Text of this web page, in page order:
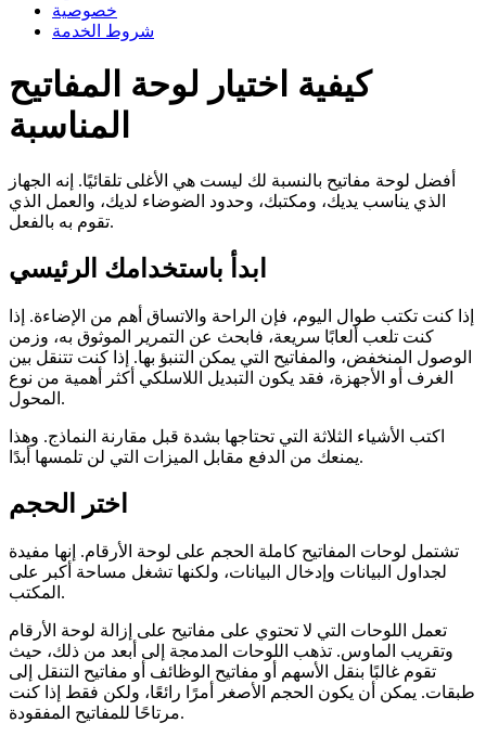
خصوصية
شروط الخدمة
كيفية اختيار لوحة المفاتيح
المناسبة
أفضل لوحة مفاتيح بالنسبة لك ليست هي الأغلى تلقائيًا. إنه الجهاز
الذي يناسب يديك، ومكتبك، وحدود الضوضاء لديك، والعمل الذي
تقوم به بالفعل.
ابدأ باستخدامك الرئيسي
إذا كنت تكتب طوال اليوم، فإن الراحة والاتساق أهم من الإضاءة. إذا
كنت تلعب ألعابًا سريعة، فابحث عن التمرير الموثوق به، وزمن
الوصول المنخفض، والمفاتيح التي يمكن التنبؤ بها. إذا كنت تتنقل بين
الغرف أو الأجهزة، فقد يكون التبديل اللاسلكي أكثر أهمية من نوع
المحول.
اكتب الأشياء الثلاثة التي تحتاجها بشدة قبل مقارنة النماذج. وهذا
يمنعك من الدفع مقابل الميزات التي لن تلمسها أبدًا.
اختر الحجم
تشتمل لوحات المفاتيح كاملة الحجم على لوحة الأرقام. إنها مفيدة
لجداول البيانات وإدخال البيانات، ولكنها تشغل مساحة أكبر على
المكتب.
تعمل اللوحات التي لا تحتوي على مفاتيح على إزالة لوحة الأرقام
وتقريب الماوس. تذهب اللوحات المدمجة إلى أبعد من ذلك، حيث
تقوم غالبًا بنقل الأسهم أو مفاتيح الوظائف أو مفاتيح التنقل إلى
طبقات. يمكن أن يكون الحجم الأصغر أمرًا رائعًا، ولكن فقط إذا كنت
مرتاحًا للمفاتيح المفقودة.